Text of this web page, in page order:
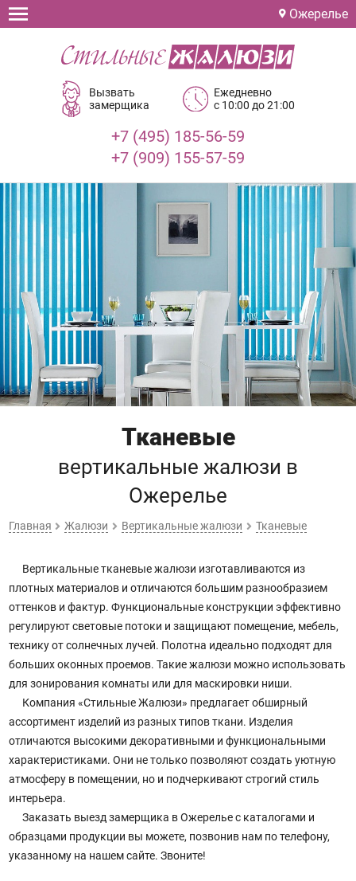
Ожерелье
Вызвать
замерщика
Ежедневно
с 10:00 до 21:00
+7 (495) 185-56-59
+7 (909) 155-57-59
Тканевые
вертикальные жалюзи в
Ожерелье
Главная Жалюзи Вертикальные жалюзи Тканевые
Вертикальные тканевые жалюзи изготавливаются из
плотных материалов и отличаются большим разнообразием
оттенков и фактур. Функциональные конструкции эффективно
регулируют световые потоки и защищают помещение, мебель,
технику от солнечных лучей. Полотна идеально подходят для
больших оконных проемов. Такие жалюзи можно использовать
для зонирования комнаты или для маскировки ниши.
Компания «Стильные Жалюзи» предлагает обширный
ассортимент изделий из разных типов ткани. Изделия
отличаются высокими декоративными и функциональными
характеристиками. Они не только позволяют создать уютную
атмосферу в помещении, но и подчеркивают строгий стиль
интерьера.
Заказать выезд замерщика в Ожерелье с каталогами и
образцами продукции вы можете, позвонив нам по телефону,
указанному на нашем сайте. Звоните!